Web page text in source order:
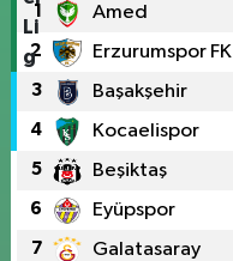
1 Amed
2 Erzurumspor FK
3 Başakşehir
4 Kocaelispor
5 Beşiktaş
6 Eyüpspor
7 Galatasaray